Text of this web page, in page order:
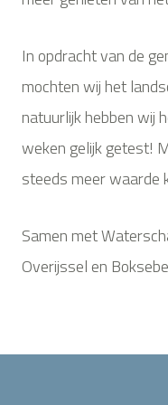
In opdracht van de
mochten wij het
natuurlijk hebben wij
weken gelijk getest!
steeds meer waarde
Samen met
Overijssel en